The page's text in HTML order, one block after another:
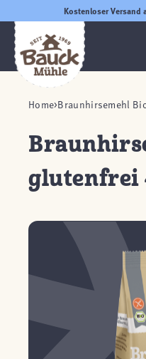
Kostenloser Versand
Home Braunhirsemehl
glutenfrei